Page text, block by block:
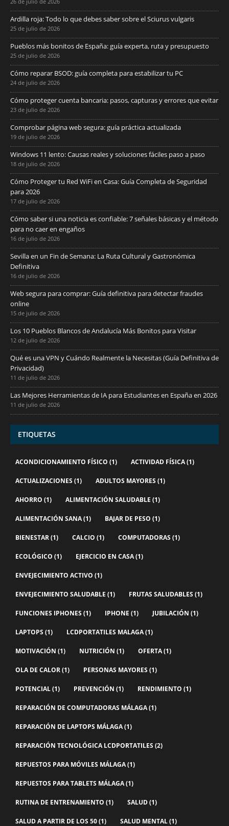
Ardilla roja: Todo lo que debes saber sobre el Sciurus vulgaris
25 de julio de 2026
Pueblos más bonitos de España: guía experta, ruta y presupuesto
25 de julio de 2026
Cómo reparar BSOD: guía completa para estabilizar tu PC
24 de julio de 2026
Cómo proteger cuenta bancaria: pasos, capturas y errores que evitar
23 de julio de 2026
Comprobar página web segura: guía práctica actualizada
19 de julio de 2026
Windows 11 lento: Causas reales y soluciones fáciles paso a paso
18 de julio de 2026
Cómo Proteger tu Red WiFi en Casa: Guía Completa de Seguridad
para 2026
17 de julio de 2026
Cómo saber si una noticia es confiable: 7 señales básicas y el método
para no caer en engaños
16 de julio de 2026
Sevilla en un Fin de Semana: La Ruta Cultural y Gastronómica
Definitiva
16 de julio de 2026
Web segura para comprar: Guía definitiva para detectar fraudes
online
15 de julio de 2026
Los 10 Pueblos Blancos de Andalucía Más Bonitos para Visitar
12 de julio de 2026
Qué es una VPN y Cuándo Realmente la Necesitas (Guía Definitiva de
Privacidad)
11 de julio de 2026
Las Mejores Herramientas de IA para Estudiantes en España en 2026
11 de julio de 2026
ETIQUETAS
ACONDICIONAMIENTO FÍSICO (1) ACTIVIDAD FÍSICA(1)
ACTUALIZACIONES (1) ADULTOS MAYORES (1)
AHORRO (1) ALIMENTACIÓN SALUDABLE (1)
ALIMENTACIÓN SANA(1) BAJAR DE PESO (1)
BIENESTAR(1) CALCIO (1) COMPUTADORAS (1)
ECOLÓGICO (1) EJERCICIO EN CASA(1)
ENVEJECIMIENTO ACTIVO (1)
ENVEJECIMIENTO SALUDABLE (1) FRUTAS SALUDABLES (1)
FUNCIONES IPHONES (1) IPHONE (1) JUBILACIÓN (1)
LAPTOPS (1) LCDPORTATILES MALAGA(1)
MOTIVACIÓN (1) NUTRICIÓN (1) OFERTA(1)
OLA DE CALOR(1) PERSONAS MAYORES (1)
POTENCIAL(1) PREVENCIÓN (1) RENDIMIENTO (1)
REPARACIÓN DE COMPUTADORAS MÁLAGA(1)
REPARACIÓN DE LAPTOPS MÁLAGA(1)
REPARACIÓN TECNOLÓGICA LCDPORTATILES (2)
REPUESTOS PARA MÓVILES MÁLAGA(1)
REPUESTOS PARA TABLETS MÁLAGA(1)
RUTINA DE ENTRENAMIENTO (1) SALUD(1)
SALUD A PARTIR DE LOS 50(1) SALUD MENTAL(1)